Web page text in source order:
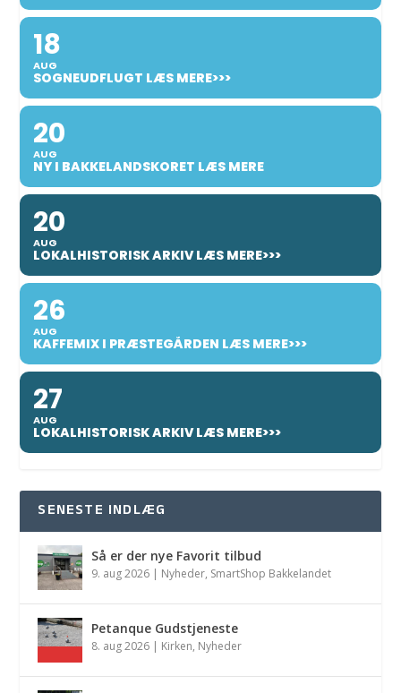
18
AUG
SOGNEUDFLUGT LÆS MERE>>>
20
AUG
NY I BAKKELANDSKORET LÆS MERE
20
AUG
LOKALHISTORISK ARKIV LÆS MERE>>>
26
AUG
KAFFEMIX I PRÆSTEGÅRDEN LÆS MERE>>>
27
AUG
LOKALHISTORISK ARKIV LÆS MERE>>>
SENESTE INDLÆG
Så er der nye Favorit tilbud
9. aug 2026 | Nyheder, SmartShop Bakkelandet
Petanque Gudstjeneste
8. aug 2026 | Kirken, Nyheder